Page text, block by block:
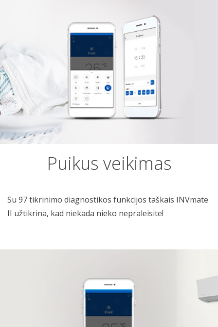
Puikus veikimas
Su 97 tikrinimo diagnostikos funkcijos taškais INVmate
II užtikrina, kad niekada nieko nepraleisite!